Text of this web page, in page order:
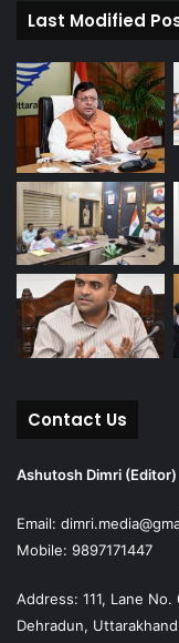
Last Modified
Contact Us
Ashutosh Dimri (Editor)
Email:
Mobile: 9897171447
Address: 111, Lane
Dehradun, Uttarakhand